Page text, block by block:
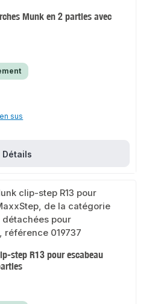
Munk en 2 parties avec
sus
Détails
step R13 pour escabeau